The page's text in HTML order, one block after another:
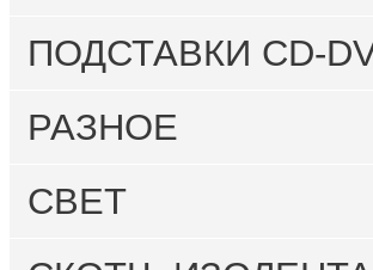
ПОДСТАВКИ CD-
РАЗНОЕ
СВЕТ